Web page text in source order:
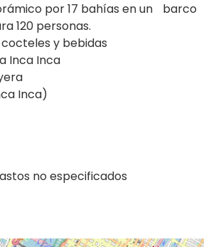
por 17 bahías en un barco
120 personas.
y bebidas
Inca Inca
Inca)
no especificados